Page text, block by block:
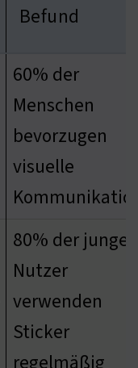
Befund
60% der
Menschen
bevorzugen
visuelle
80% der jungen
Nutzer
verwenden
Sticker